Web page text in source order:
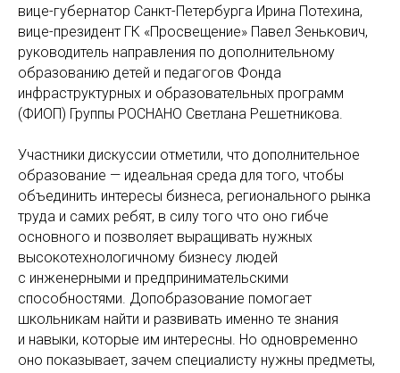
вице-губернатор Санкт-Петербурга Ирина Потехина,
вице-президент ГК «Просвещение» Павел Зенькович,
руководитель направления по дополнительному
образованию детей и педагогов Фонда
инфраструктурных и образовательных программ
(ФИОП) Группы РОСНАНО Светлана Решетникова.
Участники дискуссии отметили, что дополнительное
образование — идеальная среда для того, чтобы
объединить интересы бизнеса, регионального рынка
труда и самих ребят, в силу того что оно гибче
основного и позволяет выращивать нужных
высокотехнологичному бизнесу людей
с инженерными и предпринимательскими
способностями. Допобразование помогает
школьникам найти и развивать именно те знания
и навыки, которые им интересны. Но одновременно
оно показывает, зачем специалисту нужны предметы,